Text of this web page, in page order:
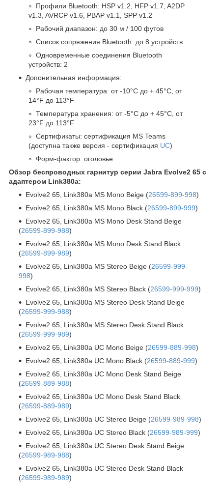
Профили Bluetooth: HSP v1.2, HFP v1.7, A2DP
v1.3, AVRCP v1.6, PBAP v1.1, SPP v1.2
Рабочий диапазон: до 30 м / 100 футов
Список сопряжения Bluetooth: до 8 устройств
Одновременные соединения Bluetooth
устройств: 2
Допонительная информация:
Рабочая температура: от -10°C до + 45°C, от
14°F до 113°F
Температура хранения: от -5°C до + 45°C, от
23°F до 113°F
Сертификаты: сертификация MS Teams
(доступна также версия - сертификация UC)
Форм-фактор: оголовье
Обзор беспроводных гарнитур серии Jabra Evolve2 65 c
адаптером Link380a:
Evolve2 65, Link380a MS Mono Beige (26599-899-998)
Evolve2 65, Link380a MS Mono Black (26599-899-999)
Evolve2 65, Link380a MS Mono Desk Stand Beige
(26599-899-988)
Evolve2 65, Link380a MS Mono Desk Stand Black
(26599-899-989)
Evolve2 65, Link380a MS Stereo Beige (26599-999-
998)
Evolve2 65, Link380a MS Stereo Black (26599-999-999)
Evolve2 65, Link380a MS Stereo Desk Stand Beige
(26599-999-988)
Evolve2 65, Link380a MS Stereo Desk Stand Black
(26599-999-989)
Evolve2 65, Link380a UC Mono Beige (26599-889-998)
Evolve2 65, Link380a UC Mono Black (26599-889-999)
Evolve2 65, Link380a UC Mono Desk Stand Beige
(26599-889-988)
Evolve2 65, Link380a UC Mono Desk Stand Black
(26599-889-989)
Evolve2 65, Link380a UC Stereo Beige (26599-989-998)
Evolve2 65, Link380a UC Stereo Black (26599-989-999)
Evolve2 65, Link380a UC Stereo Desk Stand Beige
(26599-989-988)
Evolve2 65, Link380a UC Stereo Desk Stand Black
(26599-989-989)